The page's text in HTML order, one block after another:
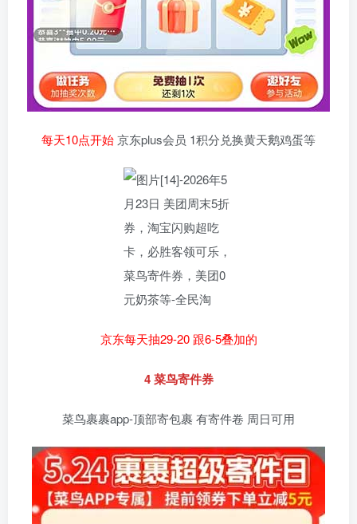
每天10点开始京东plus会员 1积分兑换黄天鹅鸡蛋等
京东每天抽29-20 跟6-5叠加的
4 菜鸟寄件券
菜鸟裹裹app-顶部寄包裹 有寄件卷 周日可用